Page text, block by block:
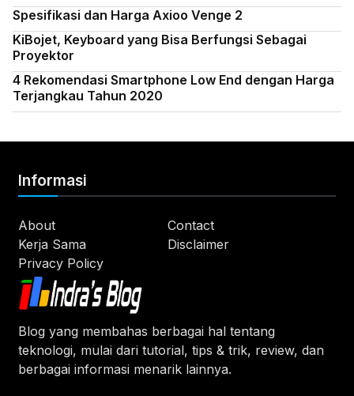
Spesifikasi dan Harga Axioo Venge 2
KiBojet, Keyboard yang Bisa Berfungsi Sebagai
Proyektor
4 Rekomendasi Smartphone Low End dengan Harga
Terjangkau Tahun 2020
Blog yang membahas berbagai hal tentang
teknologi, mulai dari tutorial, tips & trik, review, dan
berbagai informasi menarik lainnya.
Informasi
About
Contact
Kerja Sama
Disclaimer
Privacy Policy